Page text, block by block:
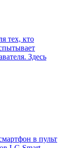
тех, кто
Здесь
в пульт